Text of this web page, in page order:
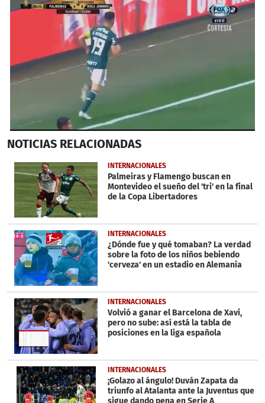
seconds
1
minute,
52
seconds
NOTICIAS RELACIONADAS
INTERNACIONALES
Palmeiras y Flamengo buscan en
Montevideo el sueño del 'tri' en la final
de la Copa Libertadores
INTERNACIONALES
¿Dónde fue y qué tomaban? La verdad
sobre la foto de los niños bebiendo
'cerveza' en un estadio en Alemania
INTERNACIONALES
Volvió a ganar el Barcelona de Xavi,
pero no sube: así está la tabla de
posiciones en la liga española
INTERNACIONALES
¡Golazo al ángulo! Duván Zapata da
triunfo al Atalanta ante la Juventus que
sigue dando pena en Serie A